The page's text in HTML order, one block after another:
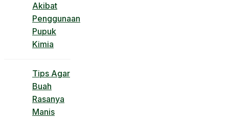
Akibat
Penggunaan
Pupuk
Kimia
Tips Agar
Buah
Rasanya
Manis